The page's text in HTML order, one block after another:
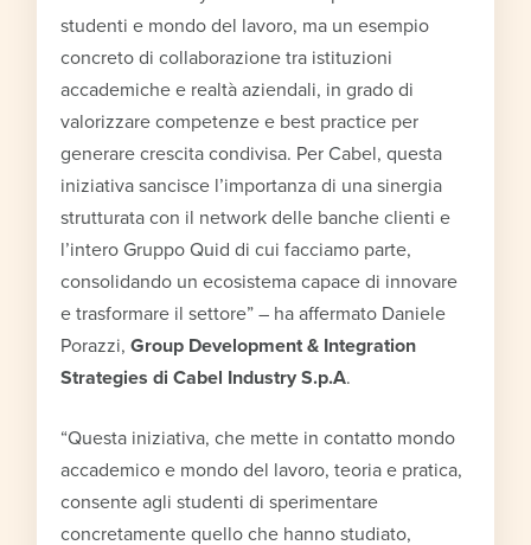
studenti e mondo del lavoro, ma un esempio
concreto di collaborazione tra istituzioni
accademiche e realtà aziendali, in grado di
valorizzare competenze e best practice per
generare crescita condivisa. Per Cabel, questa
iniziativa sancisce l’importanza di una sinergia
strutturata con il network delle banche clienti e
l’intero Gruppo Quid di cui facciamo parte,
consolidando un ecosistema capace di innovare
e trasformare il settore” – ha affermato Daniele
Porazzi,Group Development & Integration
Strategies di Cabel Industry S.p.A.
“Questa iniziativa, che mette in contatto mondo
accademico e mondo del lavoro, teoria e pratica,
consente agli studenti di sperimentare
concretamente quello che hanno studiato,